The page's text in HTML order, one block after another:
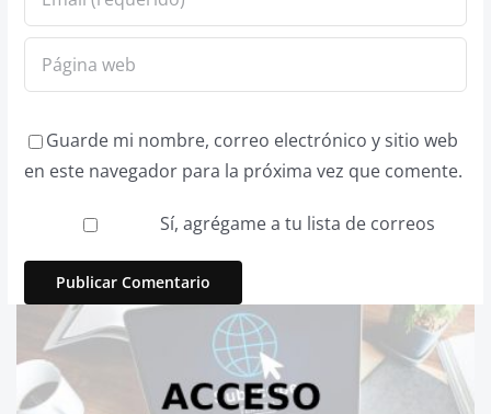
Guarde mi nombre, correo electrónico y sitio web
en este navegador para la próxima vez que comente.
Sí, agrégame a tu lista de correos